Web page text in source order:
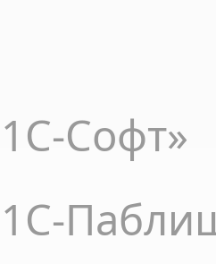
Софт»